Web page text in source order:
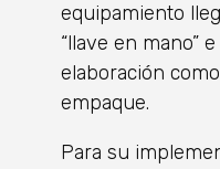
equipamiento
“llave en mano”
elaboración
empaque.
Para su